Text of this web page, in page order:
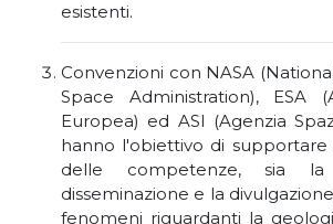
esistenti.
Convenzioni con NASA
Space Administration), ESA
Europea) ed ASI (Agenzia
hanno l'obiettivo di supportare
delle competenze, sia
disseminazione e la
fenomeni riguardanti la